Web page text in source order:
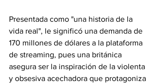
Presentada como "una historia de la
vida real", le significó una demanda de
170 millones de dólares a la plataforma
de streaming, pues una británica
asegura ser la inspiración de la violenta
y obsesiva acechadora que protagoniza